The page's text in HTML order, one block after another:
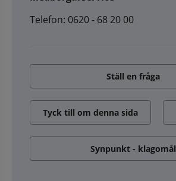
Telefon: 0620 - 68 20 00
Ställ en fråga
Tyck till om denna sida
Synpunkt - klagomål